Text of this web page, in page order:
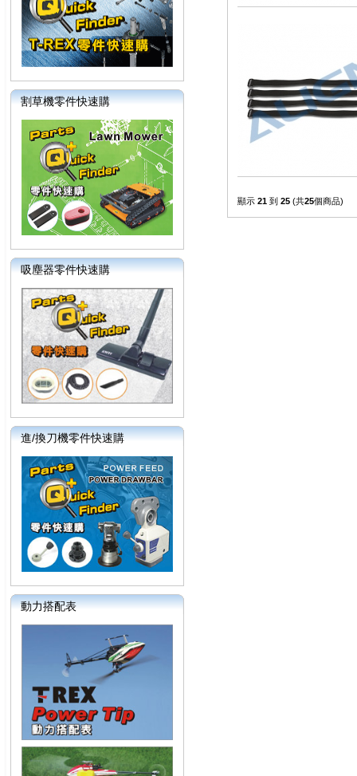
割草機零件快速購
吸塵器零件快速購
進/換刀機零件快速購
動力搭配表
顯示 21 到 25 (共25個商品)